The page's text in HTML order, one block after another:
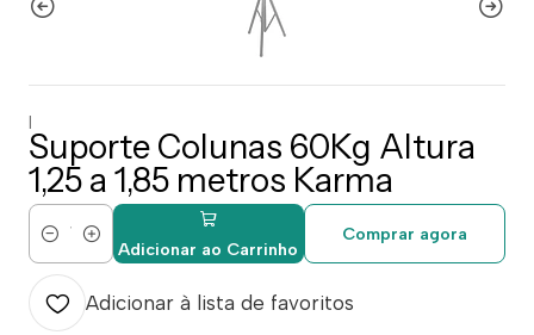
|
Suporte Colunas 60Kg Altura
1,25 a 1,85 metros Karma
QuantidadeAdicionar ao Carrinho
Comprar agora
Adicionar à lista de favoritos